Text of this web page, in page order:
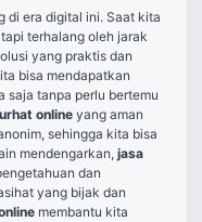
di era digital ini. Saat kita
terhalang oleh jarak
yang praktis dan
bisa mendapatkan
saja tanpa perlu bertemu
online yang aman
sehingga kita bisa
mendengarkan, jasa
dan
yang bijak dan
membantu kita